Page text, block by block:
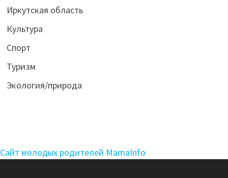
Иркутская область
Культура
Спорт
Туризм
Экология/природа
Сайт молодых родителей MamaInfo